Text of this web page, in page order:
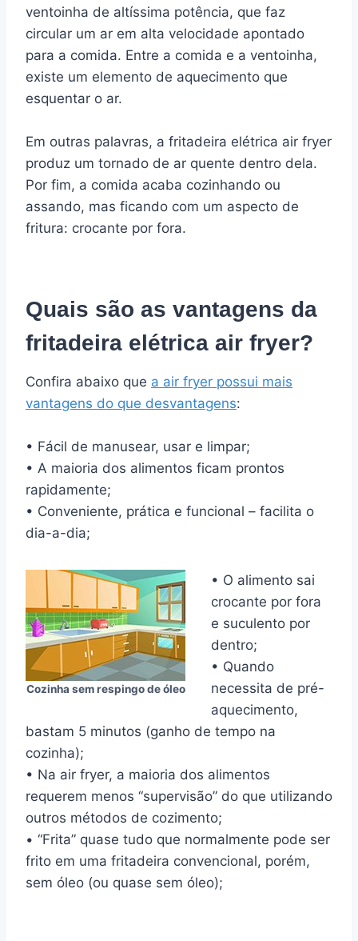
ventoinha de altíssima potência, que faz
circular um ar em alta velocidade apontado
para a comida. Entre a comida e a ventoinha,
existe um elemento de aquecimento que
esquentar o ar.
Em outras palavras, a fritadeira elétrica air fryer
produz um tornado de ar quente dentro dela.
Por fim, a comida acaba cozinhando ou
assando, mas ficando com um aspecto de
fritura: crocante por fora.
Quais são as vantagens da
fritadeira elétrica air fryer?
Confira abaixo que a air fryer possui mais
vantagens do que desvantagens:
• Fácil de manusear, usar e limpar;
• A maioria dos alimentos ficam prontos
rapidamente;
• Conveniente, prática e funcional – facilita o
dia-a-dia;
Cozinha sem respingo de óleo
• O alimento sai
crocante por fora
e suculento por
dentro;
• Quando
necessita de pré-
aquecimento,
bastam 5 minutos (ganho de tempo na
cozinha);
• Na air fryer, a maioria dos alimentos
requerem menos “supervisão” do que utilizando
outros métodos de cozimento;
• “Frita” quase tudo que normalmente pode ser
frito em uma fritadeira convencional, porém,
sem óleo (ou quase sem óleo);